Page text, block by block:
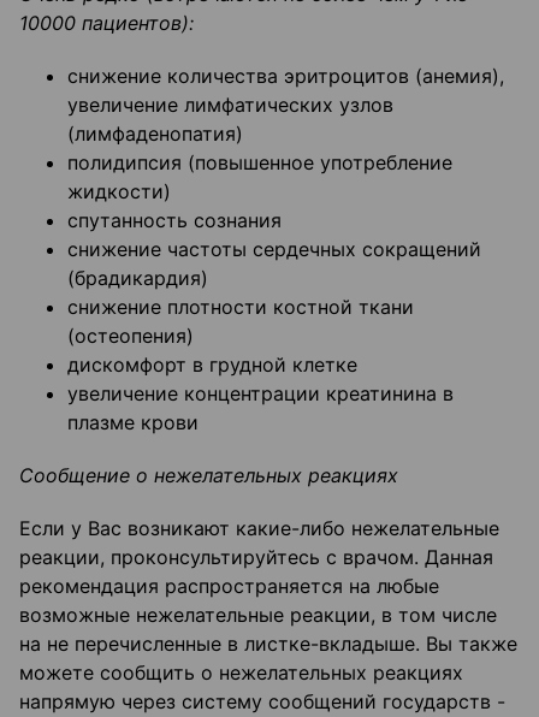
10000 пациентов):
снижение количества эритроцитов (анемия),
увеличение лимфатических узлов
(лимфаденопатия)
полидипсия (повышенное употребление
жидкости)
спутанность сознания
снижение частоты сердечных сокращений
(брадикардия)
снижение плотности костной ткани
(остеопения)
дискомфорт в грудной клетке
увеличение концентрации креатинина в
плазме крови
Сообщение о нежелательных реакциях
Если у Вас возникают какие-либо нежелательные
реакции, проконсультируйтесь с врачом. Данная
рекомендация распространяется на любые
возможные нежелательные реакции, в том числе
на не перечисленные в листке-вкладыше. Вы также
можете сообщить о нежелательных реакциях
напрямую через систему сообщений государств -